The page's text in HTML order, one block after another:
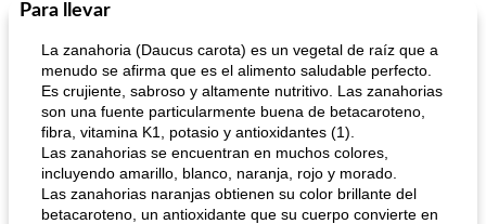
Para llevar
La zanahoria (Daucus carota) es un vegetal de raíz que a
menudo se afirma que es el alimento saludable perfecto.
Es crujiente, sabroso y altamente nutritivo. Las zanahorias
son una fuente particularmente buena de betacaroteno,
fibra, vitamina K1, potasio y antioxidantes (1).
Las zanahorias se encuentran en muchos colores,
incluyendo amarillo, blanco, naranja, rojo y morado.
Las zanahorias naranjas obtienen su color brillante del
betacaroteno, un antioxidante que su cuerpo convierte en